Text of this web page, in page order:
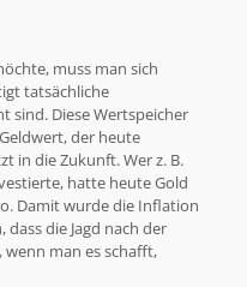
muss man sich
tatsächliche
sind. Diese Wertspeicher
der heute
in die Zukunft. Wer z. B.
hatte heute Gold
Damit wurde die Inflation
dass die Jagd nach der
man es schafft,